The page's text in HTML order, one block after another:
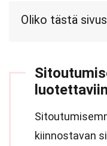
Oliko tästä
kiinnostavan